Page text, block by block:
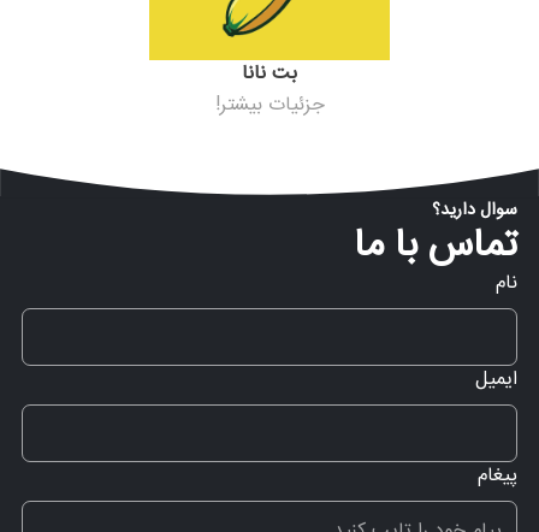
بت نانا
جزئیات بیشتر!
سوال دارید؟
تماس با ما
نام
ایمیل
پیغام